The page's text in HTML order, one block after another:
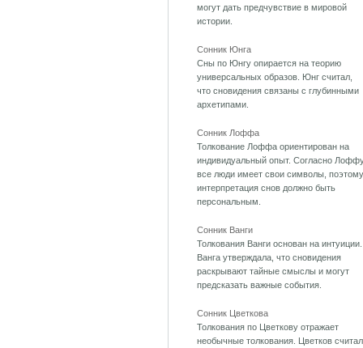
могут дать предчувствие в мировой
истории.
Сонник Юнга
Сны по Юнгу опирается на теорию
универсальных образов. Юнг считал,
что сновидения связаны с глубинными
архетипами.
Сонник Лоффа
Толкование Лоффа ориентирован на
индивидуальный опыт. Согласно
все люди имеет свои символы, поэтому
интерпретация снов должно быть
персональным.
Сонник Ванги
Толкования Ванги основан на интуиции.
Ванга утверждала, что сновидения
раскрывают тайные смыслы и могут
предсказать важные события.
Сонник Цветкова
Толкования по Цветкову отражает
необычные толкования. Цветков